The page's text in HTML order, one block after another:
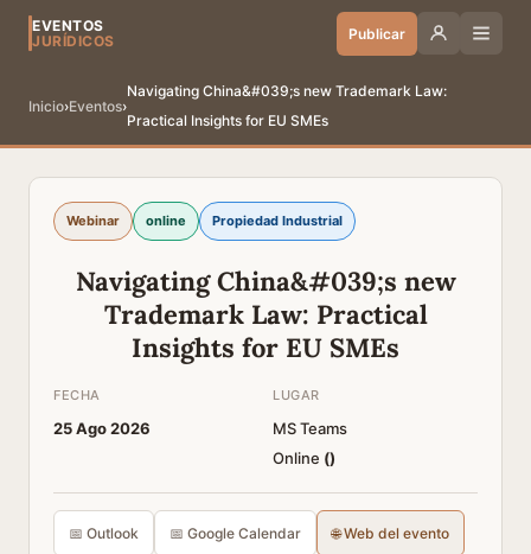
EVENTOS
JURÍDICOS
Publicar
Inicio›Eventos›
Navigating China&#039;s new Trademark Law:
Practical Insights for EU SMEs
Webinar online Propiedad Industrial
Navigating China&#039;s new
Trademark Law: Practical
Insights for EU SMEs
FECHA
25 Ago 2026
LUGAR
MS Teams
Online ()
📅 Outlook 📅 Google Calendar 🌐 Web del evento